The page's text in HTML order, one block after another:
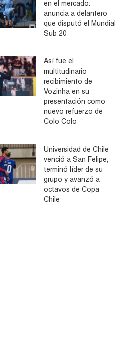
en el mercado:
anuncia a delantero
que disputó el Mundial
Sub 20
Así fue el
multitudinario
recibimiento de
Vozinha en su
presentación como
nuevo refuerzo de
Colo Colo
Universidad de Chile
venció a San Felipe,
terminó líder de su
grupo y avanzó a
octavos de Copa
Chile